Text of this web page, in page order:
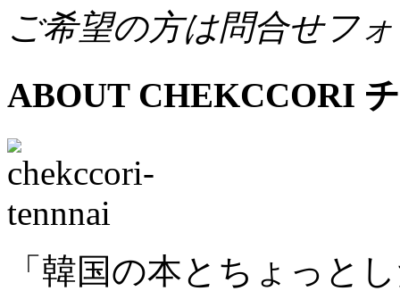
ご希望の方は問合せフ
ABOUT CHEKCCORI
「韓国の本とちょっと